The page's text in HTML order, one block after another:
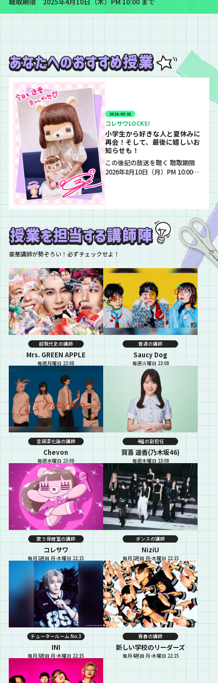
2026.08.03
コレサワLOCKS!
小学生から好きな人と夏休みに
再会！そして、最後に嬉しいお
知らせも！
この後記の放送を聴く 聴取期限
2026年8月10日（月）PM 10:00…
豪華講師が勢ぞろい！必ずチェックせよ！
超現代史の講師
Mrs. GREEN APPLE
毎週月曜日 23:08
普通の講師
Saucy Dog
毎週火曜日 23:08
言語深化論の講師
Chevon
毎週水曜日 23:08
4組の副担任
賀喜 遥香(乃木坂46)
毎週木曜日 23:08
歌う保健室の講師
コレサワ
毎月1週目 月-木曜日 22:15
ダンスの講師
NiziU
毎月2週目 月-木曜日 22:15
チュータールーム No.3
INI
毎月3週目 月-木曜日 22:15
青春の講師
新しい学校のリーダーズ
毎月4週目 月-木曜日 22:15